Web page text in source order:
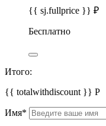
{{ sj.fullprice }} ₽
Бесплатно
Итого:
{{ totalwithdiscount }} Р
Имя*